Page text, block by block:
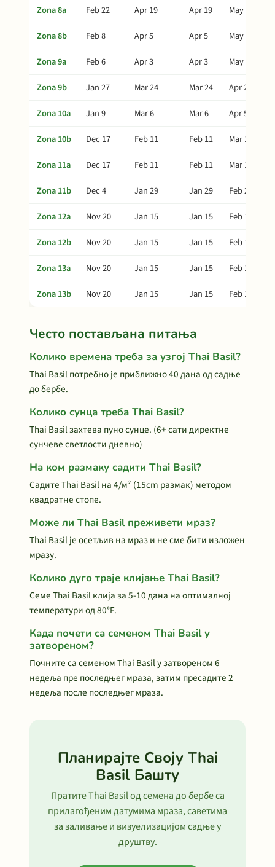
Zona 8a Feb 22 Apr 19 Apr 19
May 19
Zona 8b
Feb 8 Apr 5 Apr 5
May 5
Zona 9a
Feb 6 Apr 3 Apr 3
May 3
Zona 9b
Jan 27 Mar 24 Mar 24
Apr 23
Zona 10a
Jan 9 Mar 6 Mar 6
Apr 5
Zona 10b
Dec 17 Feb 11 Feb 11
Mar 13
Zona 11a
Dec 17 Feb 11 Feb 11
Mar 13
Zona 11b
Dec 4 Jan 29 Jan 29
Feb 28
Zona 12a
Nov 20 Jan 15 Jan 15
Feb 14
Zona 12b
Nov 20 Jan 15 Jan 15
Feb 14
Zona 13a
Nov 20 Jan 15 Jan 15
Feb 14
Zona 13b
Nov 20 Jan 15 Jan 15 Feb 14
Често постављана питања
Колико времена треба за узгој Thai Basil?
Thai Basil потребно је приближно 40 дана од садње
до бербе.
Колико сунца треба Thai Basil?
Thai Basil захтева пуно сунце. (6+ сати директне
сунчеве светлости дневно)
На ком размаку садити Thai Basil?
Садите Thai Basil на 4/м² (15cm размак) методом
квадратне стопе.
Може ли Thai Basil преживети мраз?
Thai Basil је осетљив на мраз и не сме бити изложен
мразу.
Колико дуго траје клијање Thai Basil?
Семе Thai Basil клија за 5-10 дана на оптималној
температури од 80°F.
Када почети са семеном Thai Basil у
затвореном?
Почните са семеном Thai Basil у затвореном 6
недеља пре последњег мраза, затим пресадите 2
недеља после последњег мраза.
Планирајте Своју Thai
Basil Башту
Пратите Thai Basil од семена до бербе са
прилагођеним датумима мраза, саветима
за заливање и визуелизацијом садње у
друштву.